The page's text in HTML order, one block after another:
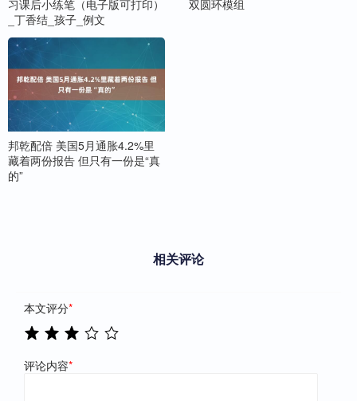
习课后小练笔（电子版可打印）
_丁香结_孩子_例文
双圆环模组
邦乾配倍 美国5月通胀4.2%里
藏着两份报告 但只有一份是“真
的”
相关评论
本文评分*
评论内容*